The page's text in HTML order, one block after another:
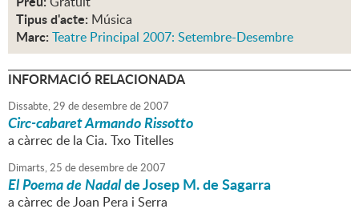
Tipus d'acte: Música
Marc: Teatre Principal 2007: Setembre-Desembre
INFORMACIÓ RELACIONADA
Dissabte,29 dedesembrede2007
Circ-cabaret Armando Rissotto
a càrrec de la Cia. Txo Titelles
Dimarts,25 dedesembrede2007
El Poema de Nadalde Josep M. de Sagarra
a càrrec de Joan Pera i Serra